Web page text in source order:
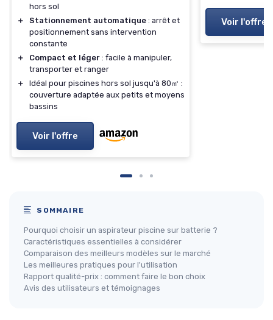
hors sol
＋
Stationnement automatique : arrêt et
positionnement sans intervention
constante
＋
Compact et léger : facile à manipuler,
transporter et ranger
＋
Idéal pour piscines hors sol jusqu'à 80㎡ :
couverture adaptée aux petits et moyens
bassins
Voir l'offre
Voir l'offre
SOMMAIRE
Pourquoi choisir un aspirateur piscine sur batterie ?
Caractéristiques essentielles à considérer
Comparaison des meilleurs modèles sur le marché
Les meilleures pratiques pour l'utilisation
Rapport qualité-prix : comment faire le bon choix
Avis des utilisateurs et témoignages